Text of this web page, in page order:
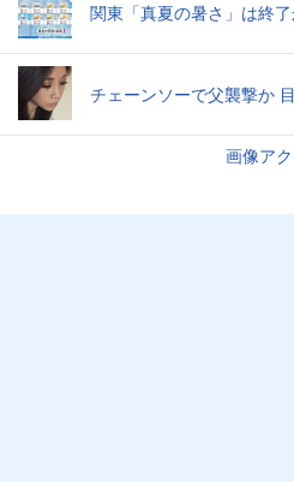
関東「真夏の暑さ」は終
チェーンソーで父襲撃か
画像ア